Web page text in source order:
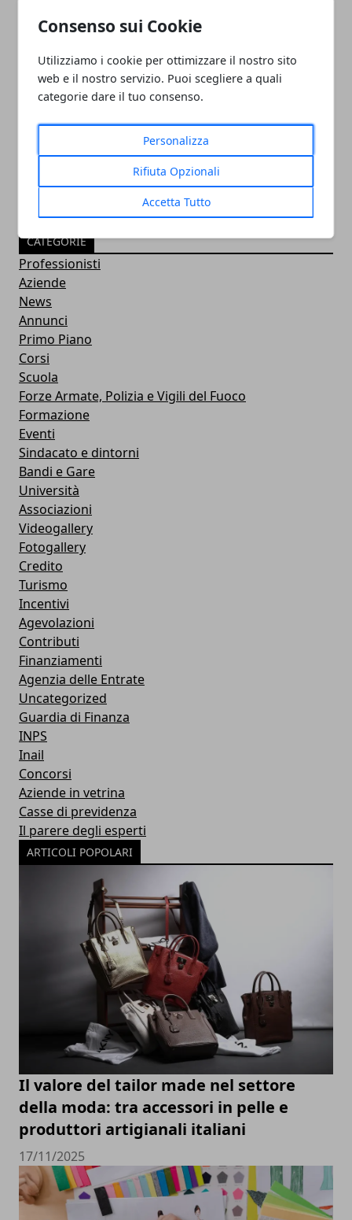
Consenso sui Cookie
Utilizziamo i cookie per ottimizzare il nostro sito
web e il nostro servizio. Puoi scegliere a quali
categorie dare il tuo consenso.
Personalizza
Rifiuta Opzionali
Accetta Tutto
PULITORE COORDINATORE
05/11/2024
CATEGORIE
Professionisti
Aziende
News
Annunci
Primo Piano
Corsi
Scuola
Forze Armate, Polizia e Vigili del Fuoco
Formazione
Eventi
Sindacato e dintorni
Bandi e Gare
Università
Associazioni
Videogallery
Fotogallery
Credito
Turismo
Incentivi
Agevolazioni
Contributi
Finanziamenti
Agenzia delle Entrate
Uncategorized
Guardia di Finanza
INPS
Inail
Concorsi
Aziende in vetrina
Casse di previdenza
Il parere degli esperti
ARTICOLI POPOLARI
Il valore del tailor made nel settore
della moda: tra accessori in pelle e
produttori artigianali italiani
17/11/2025